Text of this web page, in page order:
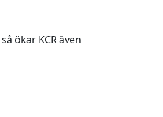
ökar KCR även